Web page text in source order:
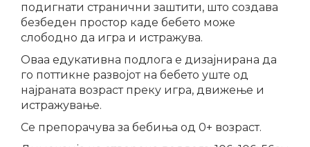
подигнати странични заштити, што создава
безбеден простор каде бебето може
слободно да игра и истражува.
Оваа едукативна подлога е дизајнирана да
го поттикне развојот на бебето уште од
најраната возраст преку игра, движење и
истражување.
Се препорачува за бебиња од 0+ возраст.